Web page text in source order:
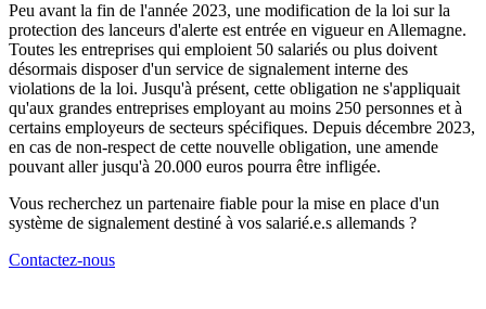
Peu avant la fin de l'année 2023, une modification de la loi sur la
protection des lanceurs d'alerte est entrée en vigueur en Allemagne.
Toutes les entreprises qui emploient 50 salariés ou plus doivent
désormais disposer d'un service de signalement interne des
violations de la loi. Jusqu'à présent, cette obligation ne s'appliquait
qu'aux grandes entreprises employant au moins 250 personnes et à
certains employeurs de secteurs spécifiques. Depuis décembre 2023,
en cas de non-respect de cette nouvelle obligation, une amende
pouvant aller jusqu'à 20.000 euros pourra être infligée.
Vous recherchez un partenaire fiable pour la mise en place d'un
système de signalement destiné à vos salarié.e.s allemands ?
Contactez-nous